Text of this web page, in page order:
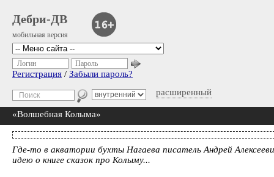
Дебри-ДВ
мобильная версия
расширенный
Логин Пароль
Регистрация / Забыли пароль?
«Волшебная Колыма»
Где-то в акватории бухты Нагаева писатель Андрей
идею о книге сказок про Колыму...